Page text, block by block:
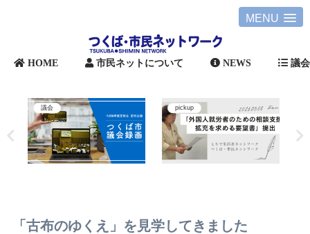
MENU
HOME 市民ネットについて NEWS 議会
議会 pickup
「古布のゆくえ」を見学してきました